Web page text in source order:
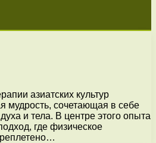
азиатских культур
мудрость, сочетающая в себе
и тела. В центре этого опыта
где физическое